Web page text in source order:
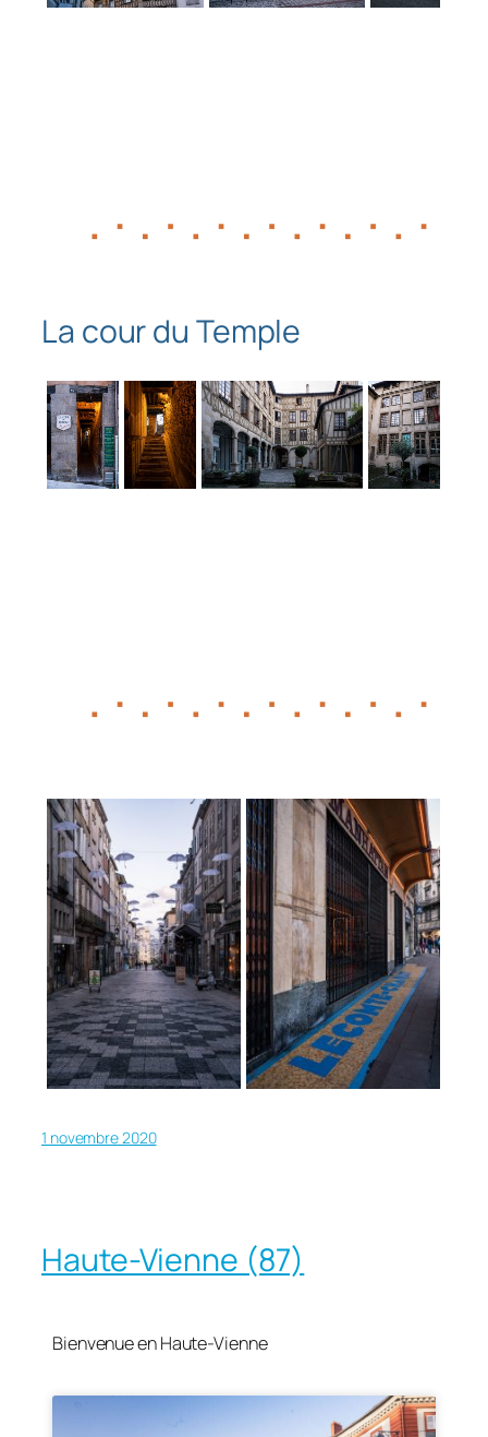
La cour du Temple
1 novembre 2020
Haute-Vienne (87)
Bienvenue en Haute-Vienne